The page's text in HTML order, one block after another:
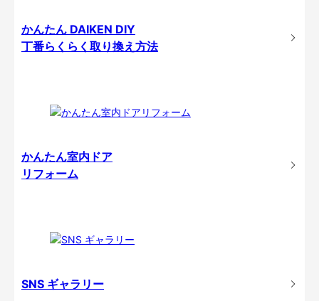
かんたん DAIKEN DIY
丁番らくらく取り換え方法
かんたん室内ドア
リフォーム
SNS ギャラリー